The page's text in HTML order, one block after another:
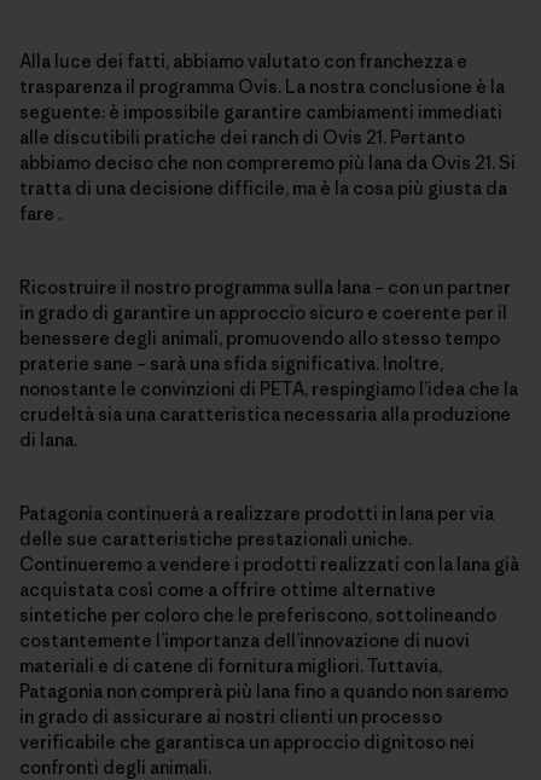
Alla luce dei fatti, abbiamo valutato con franchezza e
trasparenza il programma Ovis. La nostra conclusione è la
seguente: è impossibile garantire cambiamenti immediati
alle discutibili pratiche dei ranch di Ovis 21. Pertanto
abbiamo deciso che non compreremo più lana da Ovis 21. Si
tratta di una decisione difficile, ma è la cosa più giusta da
fare .
Ricostruire il nostro programma sulla lana – con un partner
in grado di garantire un approccio sicuro e coerente per il
benessere degli animali, promuovendo allo stesso tempo
praterie sane – sarà una sfida significativa. Inoltre,
nonostante le convinzioni di PETA, respingiamo l’idea che la
crudeltà sia una caratteristica necessaria alla produzione
di lana.
Patagonia continuerà a realizzare prodotti in lana per via
delle sue caratteristiche prestazionali uniche.
Continueremo a vendere i prodotti realizzati con la lana già
acquistata così come a offrire ottime alternative
sintetiche per coloro che le preferiscono, sottolineando
costantemente l’importanza dell’innovazione di nuovi
materiali e di catene di fornitura migliori. Tuttavia,
Patagonia non comprerà più lana fino a quando non saremo
in grado di assicurare ai nostri clienti un processo
verificabile che garantisca un approccio dignitoso nei
confronti degli animali.